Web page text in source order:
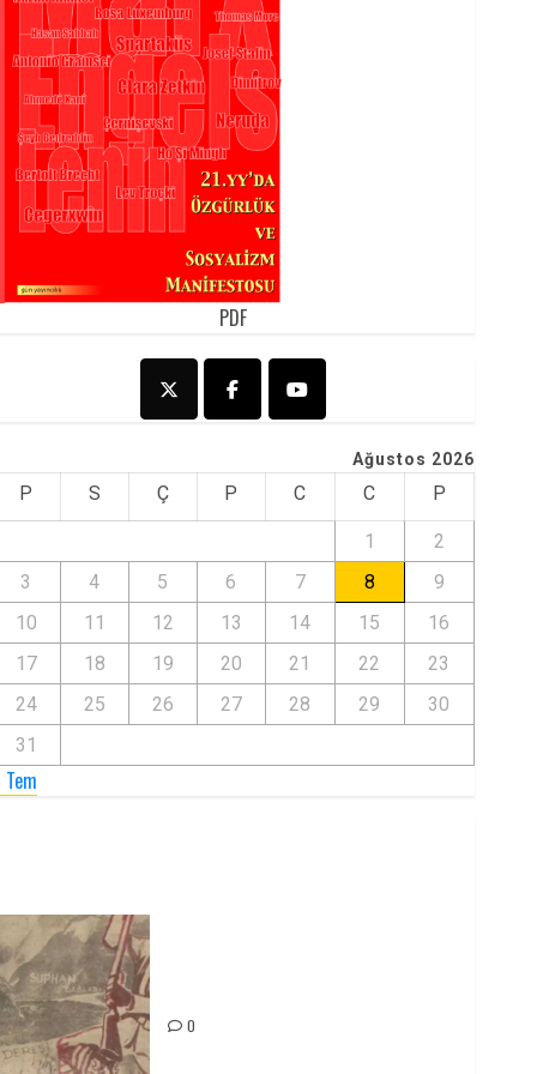
PDF
Ağustos 2026
P S Ç P C C P
1
2
3
4 5 6 7 8
9
10
11 12 13 14 15
16
17
18 19 20 21 22
23
24
25 26 27 28 29
30
31
0